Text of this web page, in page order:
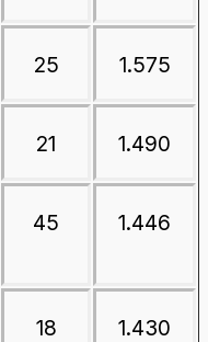
25 1.575
21 1.490
45 1.446
18 1.430